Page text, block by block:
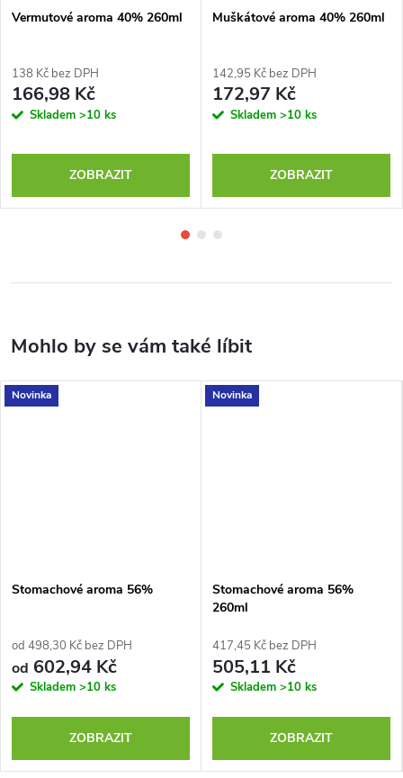
Vermutové aroma 40% 260ml
138 Kč bez DPH
166,98 Kč
Skladem >10 ks
ZOBRAZIT
Muškátové aroma 40% 260ml
142,95 Kč bez DPH
172,97 Kč
Skladem >10 ks
ZOBRAZIT
Novinka
Stomachové aroma 56%
od 498,30 Kč bez DPH
od 602,94 Kč
Skladem >10 ks
ZOBRAZIT
Novinka
Stomachové aroma 56%
260ml
417,45 Kč bez DPH
505,11 Kč
Skladem >10 ks
ZOBRAZIT